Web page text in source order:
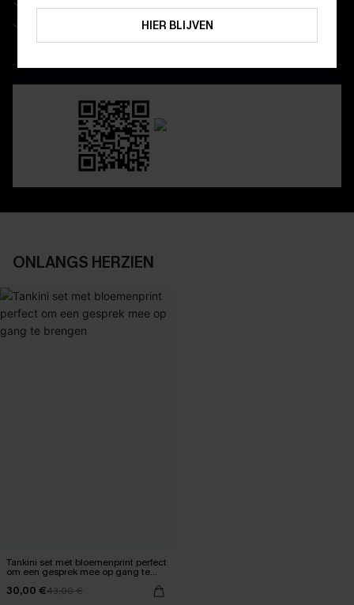
Geniet van eenvoudig retourneren via de app
ONLANGS HERZIEN
Tankini set met bloemenprint perfect
om een gesprek mee op gang te
30,00 €43,00 €
HIER BLIJVEN
ABONNEREN